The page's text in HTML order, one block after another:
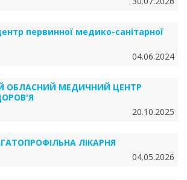
первинної медико-санітарної
04.06.2024
ОБЛАСНИЙ МЕДИЧНИЙ ЦЕНТР
20.10.2025
ЛІКАРНЯ
04.05.2026